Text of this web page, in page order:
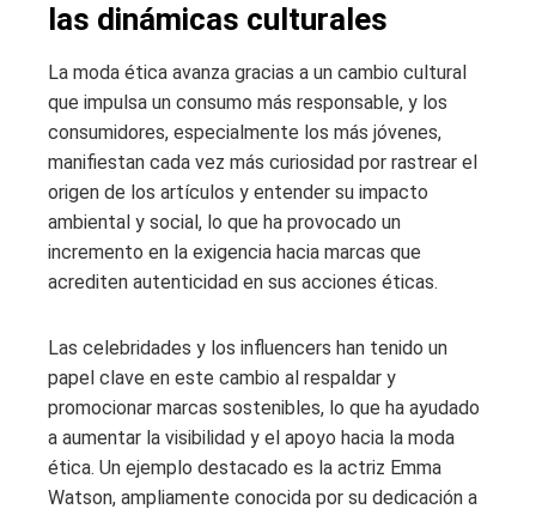
las dinámicas culturales
La moda ética avanza gracias a un cambio cultural
que impulsa un consumo más responsable, y los
consumidores, especialmente los más jóvenes,
manifiestan cada vez más curiosidad por rastrear el
origen de los artículos y entender su impacto
ambiental y social, lo que ha provocado un
incremento en la exigencia hacia marcas que
acrediten autenticidad en sus acciones éticas.
Las celebridades y los influencers han tenido un
papel clave en este cambio al respaldar y
promocionar marcas sostenibles, lo que ha ayudado
a aumentar la visibilidad y el apoyo hacia la moda
ética. Un ejemplo destacado es la actriz Emma
Watson, ampliamente conocida por su dedicación a